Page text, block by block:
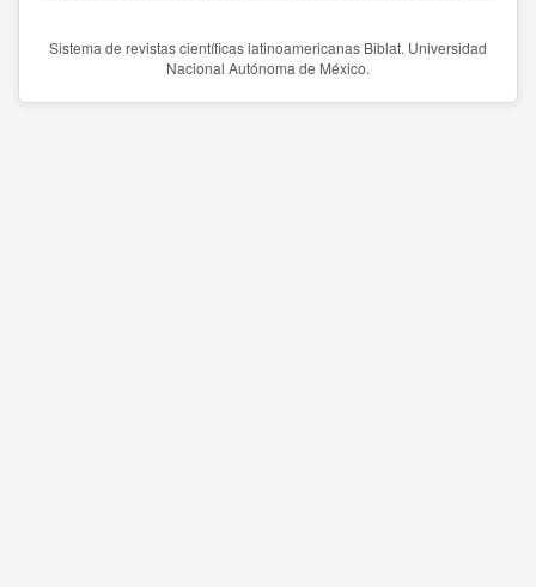
Sistema de revistas científicas latinoamericanas Biblat. Universidad
Nacional Autónoma de México.